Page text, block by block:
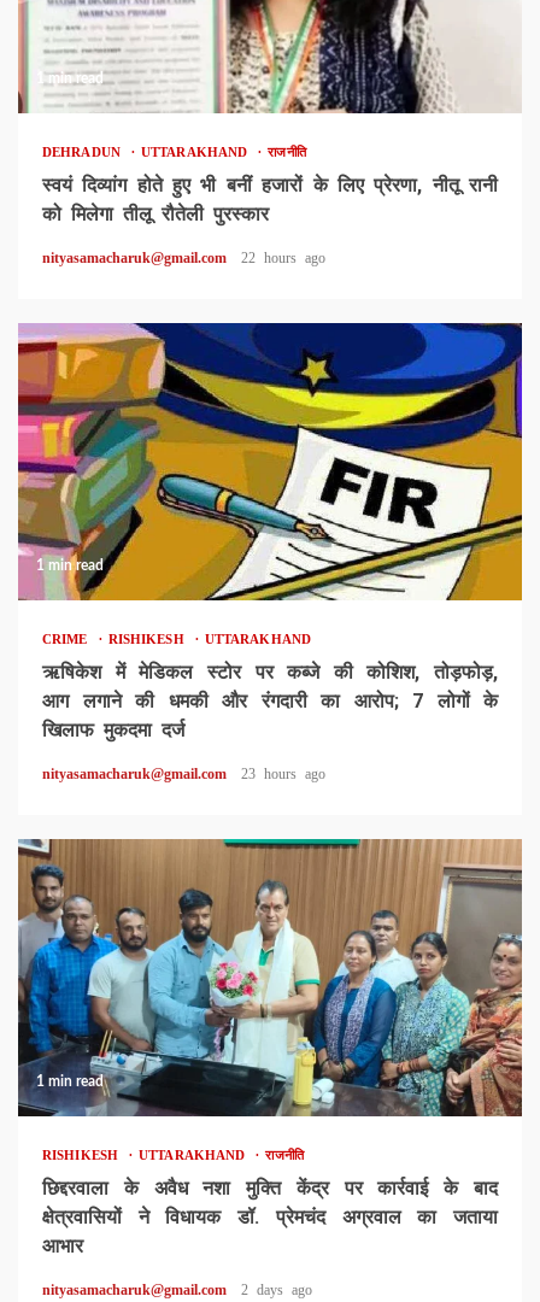
1 min read
DEHRADUN UTTARAKHAND राजनीति
स्वयं दिव्यांग होते हुए भी बनीं हजारों के लिए प्रेरणा, नीतू रानी
को मिलेगा तीलू रौतेली पुरस्कार
nityasamacharuk@gmail.com 22 hours ago
1 min read
CRIME RISHIKESH UTTARAKHAND
ऋषिकेश में मेडिकल स्टोर पर कब्जे की कोशिश, तोड़फोड़,
आग लगाने की धमकी और रंगदारी का आरोप; 7 लोगों के
खिलाफ मुकदमा दर्ज
nityasamacharuk@gmail.com 23 hours ago
1 min read
RISHIKESH UTTARAKHAND राजनीति
छिद्दरवाला के अवैध नशा मुक्ति केंद्र पर कार्रवाई के बाद
क्षेत्रवासियों ने विधायक डॉ. प्रेमचंद अग्रवाल का जताया
आभार
nityasamacharuk@gmail.com 2 days ago